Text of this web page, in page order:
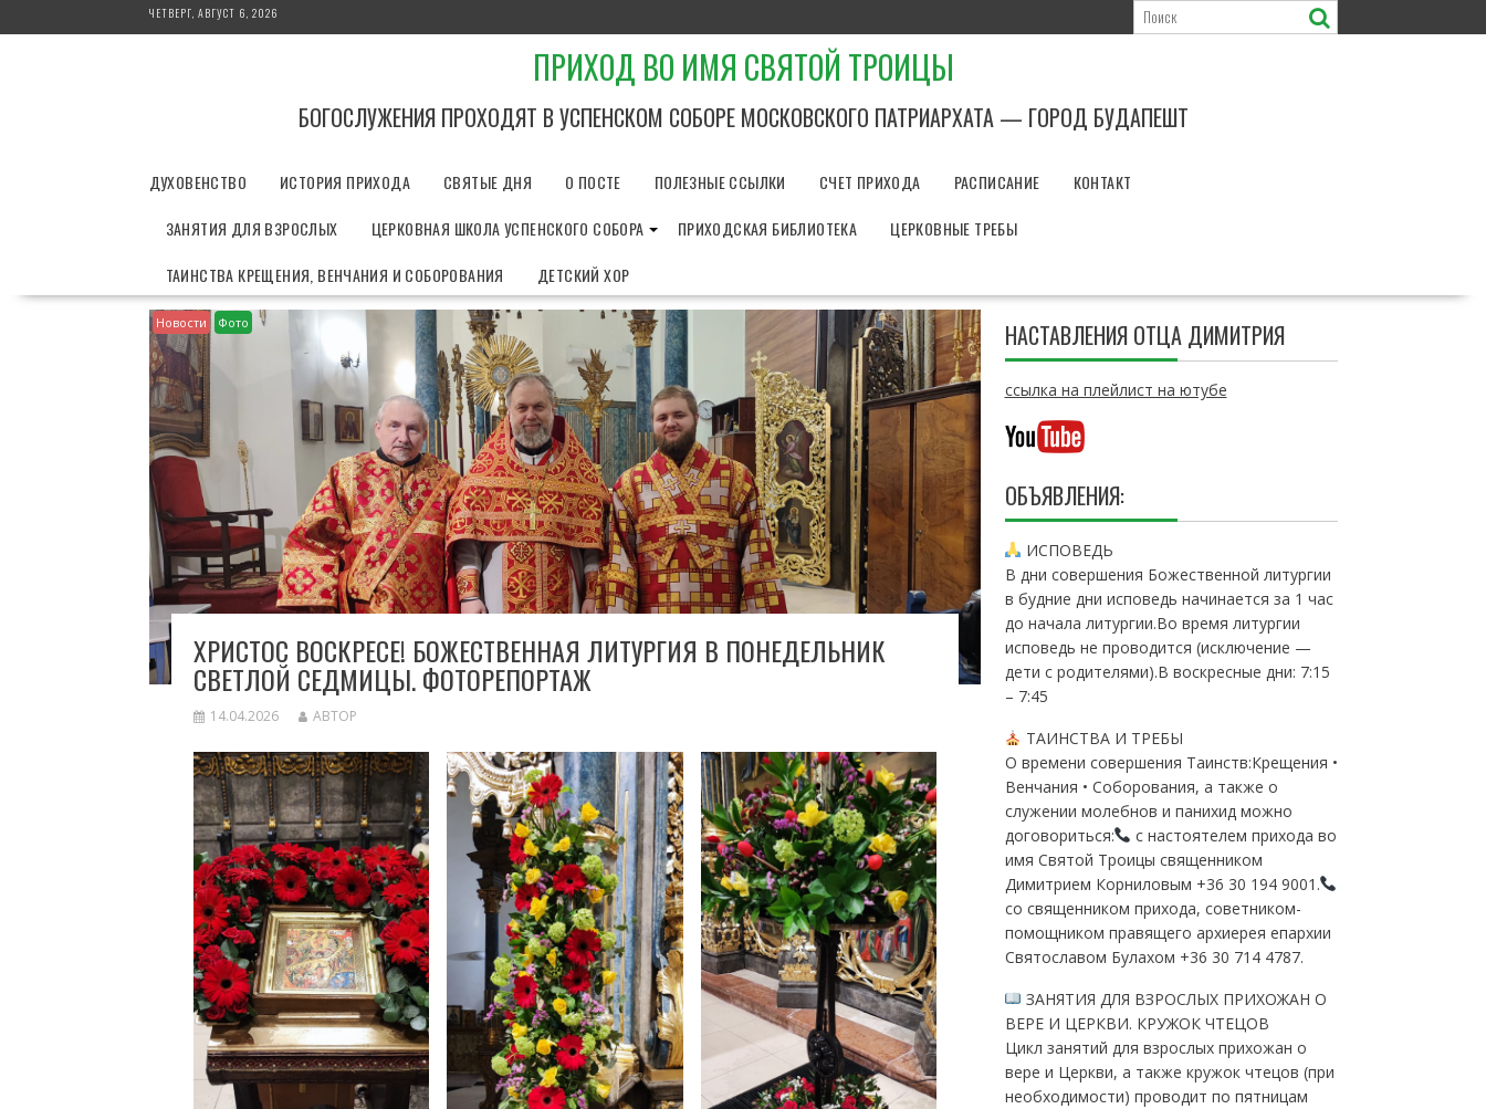
е
ЧЕТВЕРГ, АВГУСТ 6, 2026
ПРИХОД ВО ИМЯ СВЯТОЙ ТРОИЦЫ
БОГОСЛУЖЕНИЯ ПРОХОДЯТ В УСПЕНСКОМ СОБОРЕ МОСКОВСКОГО ПАТРИАРХАТА — ГОРОД БУДАПЕШТ
ДУХОВЕНСТВО ИСТОРИЯ ПРИХОДА СВЯТЫЕ ДНЯ О ПОСТЕ ПОЛЕЗНЫЕ ССЫЛКИ СЧЕТ ПРИХОДА РАСПИСАНИЕ
КОНТАКТ
ЗАНЯТИЯ ДЛЯ ВЗРОСЛЫХ
ЦЕРКОВНАЯ ШКОЛА УСПЕНСКОГО СОБОРА ПРИХОДСКАЯ БИБЛИОТЕКА
ЦЕРКОВНЫЕ ТРЕБЫ
ТАИНСТВА КРЕЩЕНИЯ, ВЕНЧАНИЯ И СОБОРОВАНИЯ
ДЕТСКИЙ ХОР
Новости Фото
ХРИСТОС ВОСКРЕСЕ! БОЖЕСТВЕННАЯ ЛИТУРГИЯ В ПОНЕДЕЛЬНИК
СВЕТЛОЙ СЕДМИЦЫ. ФОТОРЕПОРТАЖ
14.04.2026 АВТОР
НАСТАВЛЕНИЯ ОТЦА ДИМИТРИЯ
ссылка на плейлист на ютубе
ОБЪЯВЛЕНИЯ:
ИСПОВЕДЬ
В дни совершения Божественной литургии
в будние дни исповедь начинается за 1 час
до начала литургии.Во время литургии
исповедь не проводится (исключение —
дети с родителями).В воскресные дни: 7:15
– 7:45
ТАИНСТВА И ТРЕБЫ
О времени совершения Таинств:Крещения •
Венчания • Соборования, а также о
служении молебнов и панихид можно
договориться:
с настоятелем прихода во
имя Святой Троицы священником
Димитрием Корниловым +36 30 194 9001.
со священником прихода, советником-
помощником правящего архиерея епархии
Святославом Булахом +36 30 714 4787.
ЗАНЯТИЯ ДЛЯ ВЗРОСЛЫХ ПРИХОЖАН О
ВЕРЕ И ЦЕРКВИ. КРУЖОК ЧТЕЦОВ
Цикл занятий для взрослых прихожан о
вере и Церкви, а также кружок чтецов (при
необходимости) проводит по пятницам